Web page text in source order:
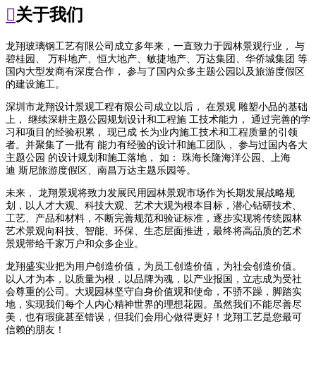
关于我们
龙翔玻璃钢工艺有限公司成立多年来，一直致力于园林景观行业， 与
碧桂园、 万科地产、恒大地产、敏捷地产、万达集团、华侨城集团 等
国内大型发商有深度合作， 参与了国内众多主题公园以及旅游度假区
的建设施工。
深圳市龙翔设计景观工程有限公司成立以后， 在景观 雕塑小品的基础
上， 继续深耕主题公园规划设计和工程施 工技术能力， 通过完善的学
习和项目的经验积累， 现已成 长为业内施工技术和工程质量的引领
者。并聚集了一批有 能力有经验的设计和施工团队， 参与过国内各大
主题公园 的设计规划和施工落地， 如： 珠海长隆海洋公园、上海
迪 斯尼旅游度假区、南昌万达主题乐园等。
未来， 龙翔景观将致力发展民用园林景观市场作为长期发展战略规
划，以人才大观、科技大观、艺术大观为根本目标，潜心钻研技术、
工艺、产品和材料，不断完善规范和验证标准，逐步实现将传统园林
艺术景观向科技、智能、环保、生态层面推进，最终将高品质的艺术
景观带给千家万户和众多企业。
龙翔盛实业把为用户创造价值，为员工创造价值，为社会创造价值。
以人才为本，以质量为根，以品牌为魂，以产业报国，立志成为受社
会尊重的公司。大观园林坚守自身价值观和使命，不骄不躁，脚踏实
地，实现我们每个人内心精神世界的理想花园。虽然我们不能尽善尽
美，也有瑕疵甚至错误，但我们会用心做得更好！龙翔工艺是您最可
信赖的朋友！